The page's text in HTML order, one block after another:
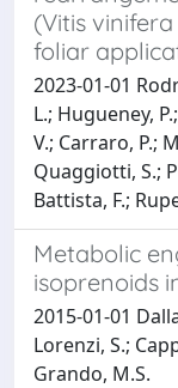
(Vitis
foliar
2023-01-01
L.; Hugueney,
V.; Carraro, P.;
Quaggiotti, S.;
Battista, F.;
Metabolic
isoprenoids
2015-01-01
Lorenzi, S.;
Grando, M.S.